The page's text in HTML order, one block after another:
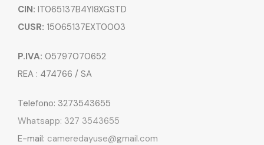
CIN: IT065137B4YI8XGSTD
CUSR: 15065137EXT0003
P.IVA: 05797070652
REA : 474766 / SA
Telefono: 3273543655
Whatsapp: 327 3543655
E-mail: cameredayuse@gmail.com